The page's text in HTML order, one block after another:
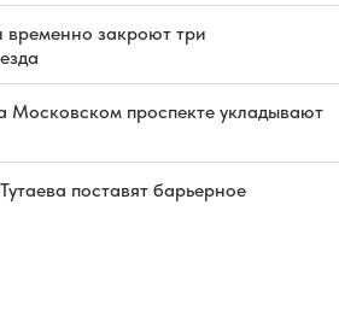
временно закроют три
Московском проспекте укладывают
поставят барьерное